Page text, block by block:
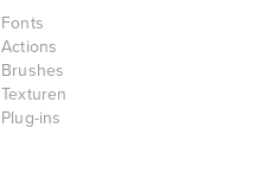
Fonts
Actions
Brushes
Texturen
Plug-ins